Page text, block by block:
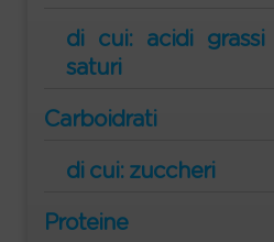
di cui: acidi grassi
saturi
Carboidrati
di cui: zuccheri
Proteine